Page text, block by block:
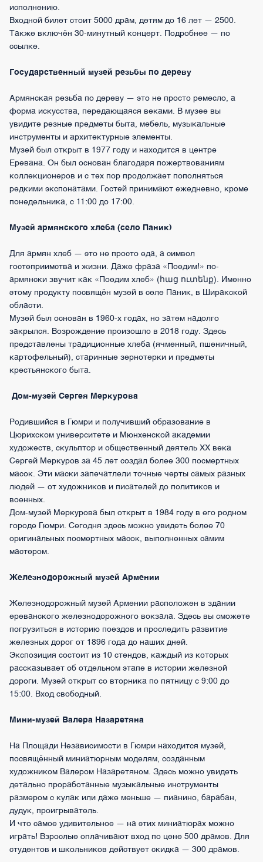
исполнению.
Входной билет стоит 5000 драм, детям до 16 лет — 2500.
Также включён 30-минутный концерт. Подробнее — по
ссылке.
Государственный музей резьбы по дереву
Армянская резьба по дереву — это не просто ремесло, а
форма искусства, передающаяся веками. В музее вы
увидите резные предметы быта, мебель, музыкальные
инструменты и архитектурные элементы.
Музей был открыт в 1977 году и находится в центре
Еревана. Он был основан благодаря пожертвованиям
коллекционеров и с тех пор продолжает пополняться
редкими экспонатами. Гостей принимают ежедневно, кроме
понедельника, с 11:00 до 17:00.
Музей армянского хлеба (село Паник)
Для армян хлеб — это не просто еда, а символ
гостеприимства и жизни. Даже фраза «Поедим!» по-
армянски звучит как «Поедим хлеб» (հաց ուտենք). Именно
этому продукту посвящён музей в селе Паник, в Ширакской
области.
Музей был основан в 1960-х годах, но затем надолго
закрылся. Возрождение произошло в 2018 году. Здесь
представлены традиционные хлеба (ячменный, пшеничный,
картофельный), старинные зернотерки и предметы
крестьянского быта.
Дом-музей Сергея Меркурова
Родившийся в Гюмри и получивший образование в
Цюрихском университете и Мюнхенской академии
художеств, скульптор и общественный деятель XX века
Сергей Меркуров за 45 лет создал более 300 посмертных
масок. Эти маски запечатлели точные черты самых разных
людей — от художников и писателей до политиков и
военных.
Дом-музей Меркурова был открыт в 1984 году в его родном
городе Гюмри. Сегодня здесь можно увидеть более 70
оригинальных посмертных масок, выполненных самим
мастером.
Железнодорожный музей Армении
Железнодорожный музей Армении расположен в здании
ереванского железнодорожного вокзала. Здесь вы сможете
погрузиться в историю поездов и проследить развитие
железных дорог от 1896 года до наших дней.
Экспозиция состоит из 10 стендов, каждый из которых
рассказывает об отдельном этапе в истории железной
дороги. Музей открыт со вторника по пятницу с 9:00 до
15:00. Вход свободный.
Мини-музей Валера Назаретяна
На Площади Независимости в Гюмри находится музей,
посвящённый миниатюрным моделям, созданным
художником Валером Назаретяном. Здесь можно увидеть
детально проработанные музыкальные инструменты
размером с кулак или даже меньше — пианино, барабан,
дудук, проигрыватель.
И что самое удивительное — на этих миниатюрах можно
играть! Взрослые оплачивают вход по цене 500 драмов. Для
студентов и школьников действует скидка — 300 драмов.